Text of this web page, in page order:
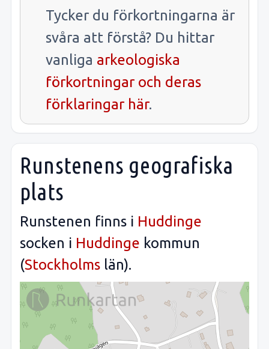
Tycker du förkortningarna är
svåra att förstå? Du hittar
vanliga arkeologiska
förkortningar och deras
förklaringar här.
Runstenens geografiska
plats
Runstenen finns i Huddinge
socken i Huddinge kommun
(Stockholms län).